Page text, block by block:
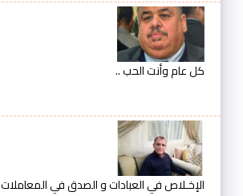
كل عام وأنت الحب ..
الإخـلاص في العبادات و الصدق في المعاملات